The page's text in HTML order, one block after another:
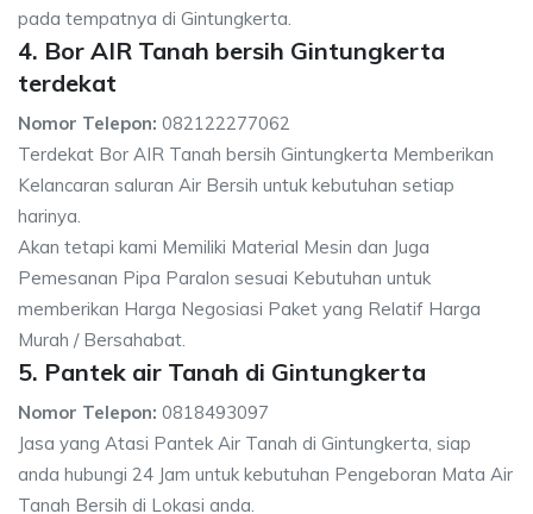
pada tempatnya di Gintungkerta.
4. Bor AIR Tanah bersih Gintungkerta
terdekat
Nomor Telepon: 082122277062
Terdekat Bor AIR Tanah bersih Gintungkerta Memberikan
Kelancaran saluran Air Bersih untuk kebutuhan setiap
harinya.
Akan tetapi kami Memiliki Material Mesin dan Juga
Pemesanan Pipa Paralon sesuai Kebutuhan untuk
memberikan Harga Negosiasi Paket yang Relatif Harga
Murah / Bersahabat.
5. Pantek air Tanah di Gintungkerta
Nomor Telepon: 0818493097
Jasa yang Atasi Pantek Air Tanah di Gintungkerta, siap
anda hubungi 24 Jam untuk kebutuhan Pengeboran Mata Air
Tanah Bersih di Lokasi anda.